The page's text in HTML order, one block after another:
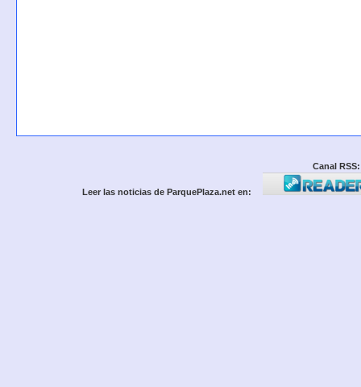
Canal RSS:
Leer las noticias de ParquePlaza.net en: